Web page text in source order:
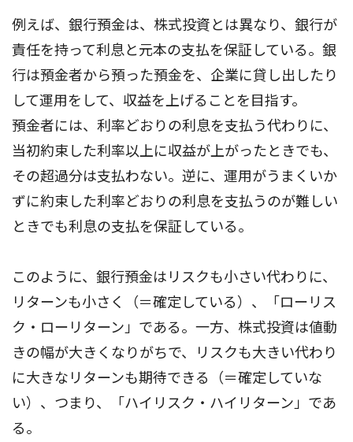
例えば、銀行預金は、株式投資とは異なり、銀行が
責任を持って利息と元本の支払を保証している。銀
行は預金者から預った預金を、企業に貸し出したり
して運用をして、収益を上げることを目指す。
預金者には、利率どおりの利息を支払う代わりに、
当初約束した利率以上に収益が上がったときでも、
その超過分は支払わない。逆に、運用がうまくいか
ずに約束した利率どおりの利息を支払うのが難しい
ときでも利息の支払を保証している。
このように、銀行預金はリスクも小さい代わりに、
リターンも小さく（＝確定している）、「ローリス
ク・ローリターン」である。一方、株式投資は値動
きの幅が大きくなりがちで、リスクも大きい代わり
に大きなリターンも期待できる（＝確定していな
い）、つまり、「ハイリスク・ハイリターン」であ
る。